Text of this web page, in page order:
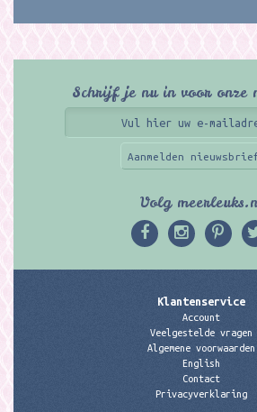
Schrijf je nu in voor onze
Aanmelden
Volg
Klantenservice
Account
Veelgestelde vragen
Algemene voorwaarden
English
Contact
Privacyverklaring